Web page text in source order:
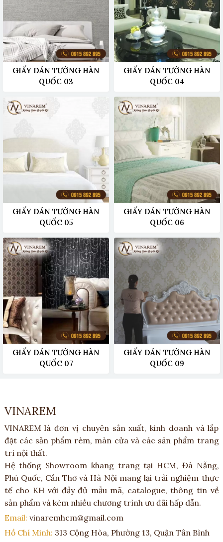
GIẤY DÁN TƯỜNG HÀN
QUỐC 03
GIẤY DÁN TƯỜNG HÀN
QUỐC 04
GIẤY DÁN TƯỜNG HÀN
QUỐC 05
GIẤY DÁN TƯỜNG HÀN
QUỐC 06
GIẤY DÁN TƯỜNG HÀN
QUỐC 07
GIẤY DÁN TƯỜNG HÀN
QUỐC 09
VINAREM
VINAREM là đơn vị chuyên sản xuất, kinh doanh và lắp
đặt các sản phẩm rèm, màn cửa và các sản phẩm trang
trí nội thất.
Hệ thống Showroom khang trang tại HCM, Đà Nẵng,
Phú Quốc, Cần Thơ và Hà Nội mang lại trải nghiệm thực
tế cho KH với đầy đủ mẫu mã, catalogue, thông tin về
sản phẩm và kèm nhiều chương trình ưu đãi hấp dẫn.
Email: vinaremhcm@gmail.com
Hồ Chí Minh: 313 Cộng Hòa, Phường 13, Quận Tân Bình